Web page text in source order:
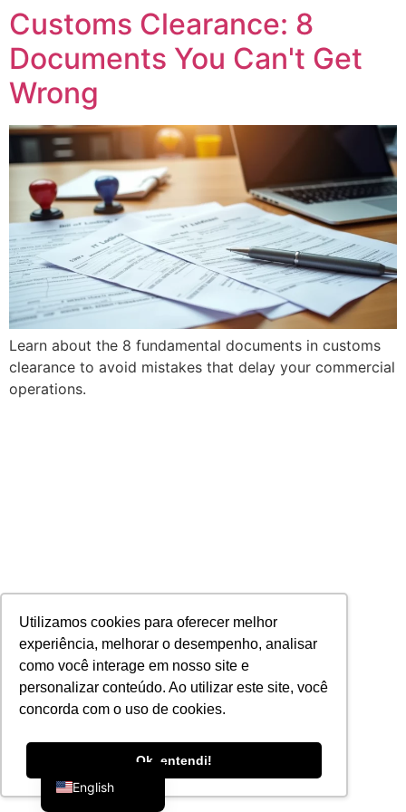
Utilizamos cookies para oferecer melhor
experiência, melhorar o desempenho, analisar
como você interage em nosso site e
personalizar conteúdo. Ao utilizar este site, você
concorda com o uso de cookies.
Ok, entendi!
Customs Clearance: 8
Documents You Can't Get
Wrong
Learn about the 8 fundamental documents in customs
clearance to avoid mistakes that delay your commercial
operations.
English
Portuguese